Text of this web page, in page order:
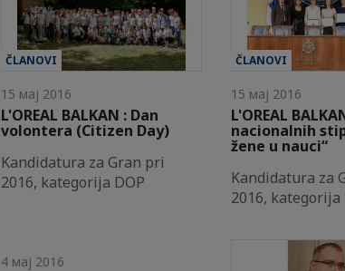
ČLANOVI
15 мај 2016
L'OREAL BALKAN : Dan
volontera (Citizen Day)
Kandidatura za Gran pri
2016, kategorija DOP
ČLANOVI
15 мај 2016
L'OREAL
nacionalnih
žene u nauci“
Kandidatura za
2016, kategorija
4 мај 2016